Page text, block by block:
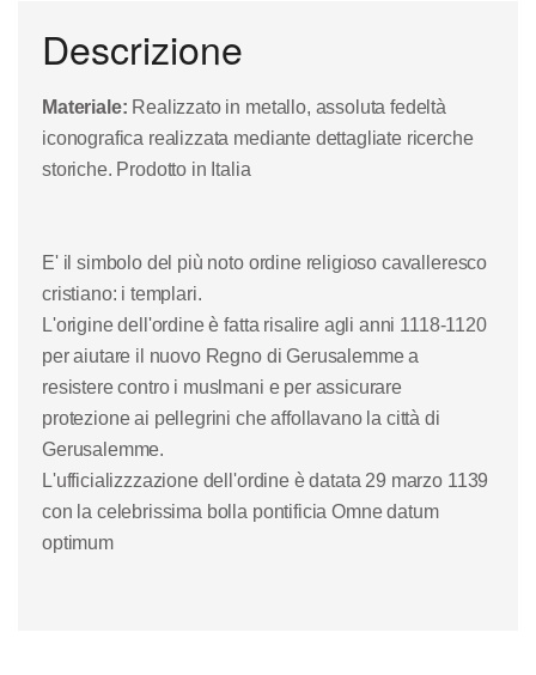
Descrizione
Materiale: Realizzato in metallo, assoluta fedeltà
iconografica realizzata mediante dettagliate ricerche
storiche. Prodotto in Italia
E' il simbolo del più noto ordine religioso cavalleresco
cristiano: i templari.
L'origine dell'ordine è fatta risalire agli anni 1118-1120
per aiutare il nuovo Regno di Gerusalemme a
resistere contro i muslmani e per assicurare
protezione ai pellegrini che affollavano la città di
Gerusalemme.
L'ufficializzzazione dell'ordine è datata 29 marzo 1139
con la celebrissima bolla pontificia Omne datum
optimum